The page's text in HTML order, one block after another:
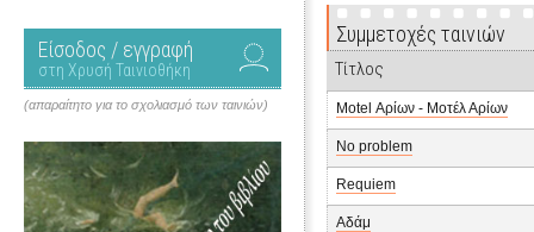
Είσοδος / εγγραφή
στη Χρυσή Ταινιοθήκη
(απαραίτητο για το σχολιασμό των ταινιών)
Συμμετοχές ταινιών
Τίτλος
Motel Αρίων - Μοτέλ Αρίων
No problem
Requiem
Αδάμ